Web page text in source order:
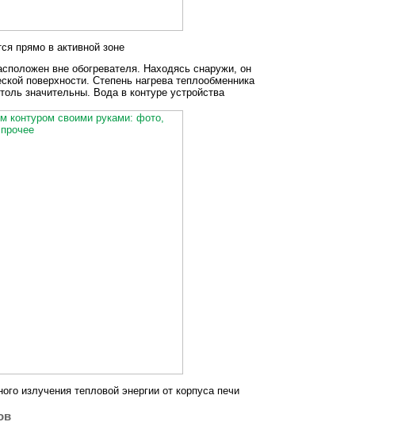
прямо в активной зоне
вне обогревателя. Находясь снаружи, он
поверхности. Степень нагрева теплообменника
значительны. Вода в контуре устройства
излучения тепловой энергии от корпуса печи